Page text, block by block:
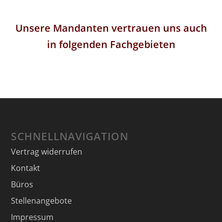
Unsere Mandanten vertrauen uns auch
in folgenden Fachgebieten
SCHNELLNAVIGATION
Vertrag widerrufen
Kontakt
Büros
Stellenangebote
Impressum